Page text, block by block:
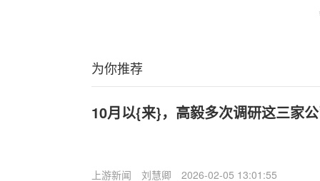
为你推荐
10月以{来}，高毅多次调研这三家
上游新闻 刘慧卿 2026-02-05 13:01:55